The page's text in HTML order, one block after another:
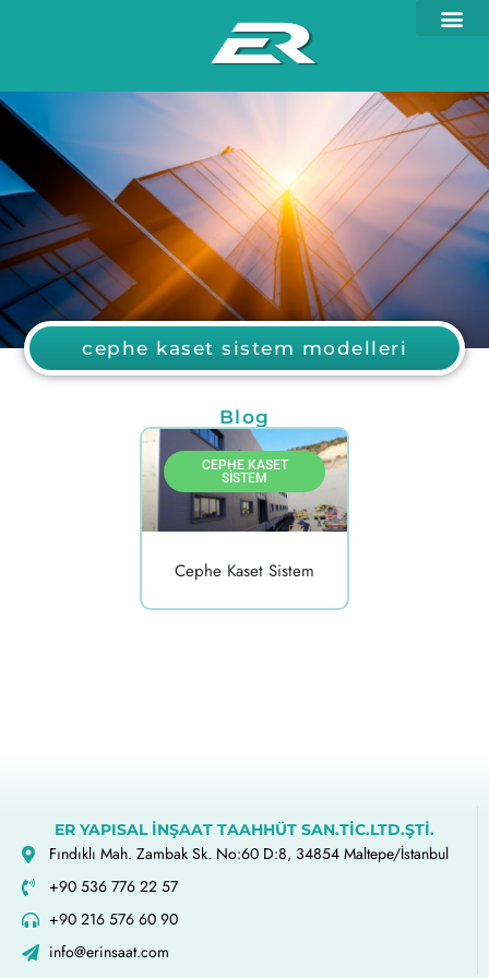
cephe kaset sistem modelleri
Blog
CEPHE KASET
SISTEM
Cephe Kaset Sistem
ER YAPISAL İNŞAAT TAAHHÜT SAN.TİC.LTD.ŞTİ.
Fındıklı Mah. Zambak Sk. No:60 D:8, 34854 Maltepe/İstanbul
+90 536 776 22 57
+90 216 576 60 90
info@erinsaat.com